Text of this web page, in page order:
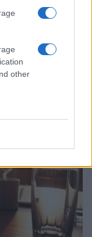
other
i criteri dei